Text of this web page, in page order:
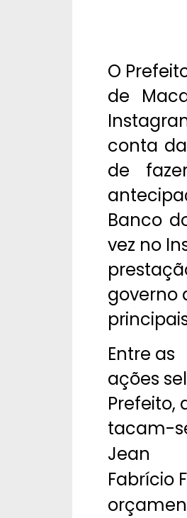
O
de
conta
de
Banco
vez no
governo
Entre as
ações
Prefeito,
tacam-
Jean
Fabrício